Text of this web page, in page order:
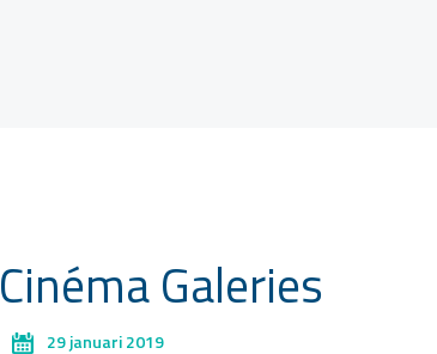
Cinéma Galeries
29 januari 2019